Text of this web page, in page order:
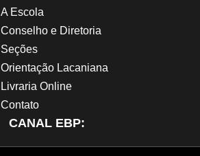
A Escola
Conselho e Diretoria
Seções
Orientação Lacaniana
Livraria Online
Contato
CANAL EBP: